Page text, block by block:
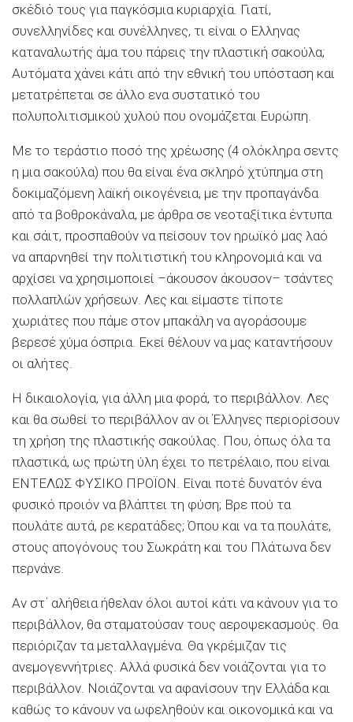
σκέδιό τους για παγκόσμια κυριαρχία. Γιατί,
συνελληνίδες και συνέλληνες, τι είναι ο Ελληνας
καταναλωτής άμα του πάρεις την πλαστική σακούλα;
Αυτόματα χάνει κάτι από την εθνική του υπόσταση και
μετατρέπεται σε άλλο ενα συστατικό του
πολυπολιτισμικού χυλού που ονομάζεται Ευρώπη.
Με το τεράστιο ποσό της χρέωσης (4 ολόκληρα σεντς
η μια σακούλα) που θα είναι ένα σκληρό χτύπημα στη
δοκιμαζόμενη λαϊκή οικογένεια, με την προπαγάνδα
από τα βοθροκάναλα, με άρθρα σε νεοταξίτικα έντυπα
και σάιτ, προσπαθούν να πείσουν τον ηρωϊκό μας λαό
να απαρνηθεί την πολιτιστική του κληρονομιά και να
αρχίσει να χρησιμοποιεί –άκουσον άκουσον– τσάντες
πολλαπλών χρήσεων. Λες και είμαστε τίποτε
χωριάτες που πάμε στον μπακάλη να αγοράσουμε
βερεσέ χύμα όσπρια. Εκεί θέλουν να μας καταντήσουν
οι αλήτες.
Η δικαιολογία, για άλλη μια φορά, το περιβάλλον. Λες
και θα σωθεί το περιβάλλον αν οι Έλληνες περιορίσουν
τη χρήση της πλαστικής σακούλας. Που, όπως όλα τα
πλαστικά, ως πρώτη ύλη έχει το πετρέλαιο, που είναι
ΕΝΤΕΛΩΣ ΦΥΣΙΚΟ ΠΡΟΪΟΝ. Είναι ποτέ δυνατόν ένα
φυσικό προιόν να βλάπτει τη φύση; Βρε πού τα
πουλάτε αυτά, ρε κερατάδες; Όπου και να τα πουλάτε,
στους απογόνους του Σωκράτη και του Πλάτωνα δεν
περνάνε.
Αν στ΄ αλήθεια ήθελαν όλοι αυτοί κάτι να κάνουν για το
περιβάλλον, θα σταματούσαν τους αεροψεκασμούς. Θα
περιόριζαν τα μεταλλαγμένα. Θα γκρέμιζαν τις
ανεμογεννήτριες. Αλλά φυσικά δεν νοιάζονται για το
περιβάλλον. Νοιάζονται να αφανίσουν την Ελλάδα και
καθώς το κάνουν να ωφεληθούν και οικονομικά και να